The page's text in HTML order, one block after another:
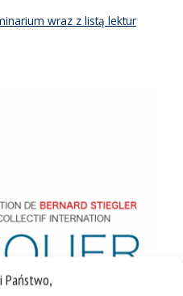
Państwo,
wraz z listą lektur